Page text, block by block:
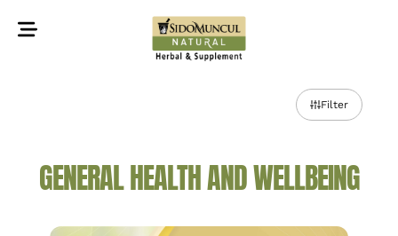
Filter
GENERAL HEALTH AND WELLBEING